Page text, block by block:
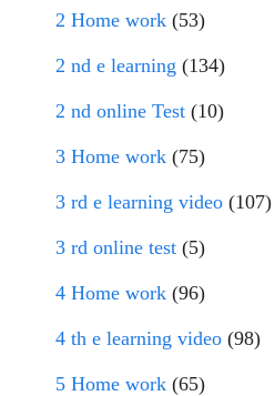
2 Home work (53)
2 nd e learning (134)
2 nd online Test (10)
3 Home work (75)
3 rd e learning video (107)
3 rd online test (5)
4 Home work (96)
4 th e learning video (98)
5 Home work (65)